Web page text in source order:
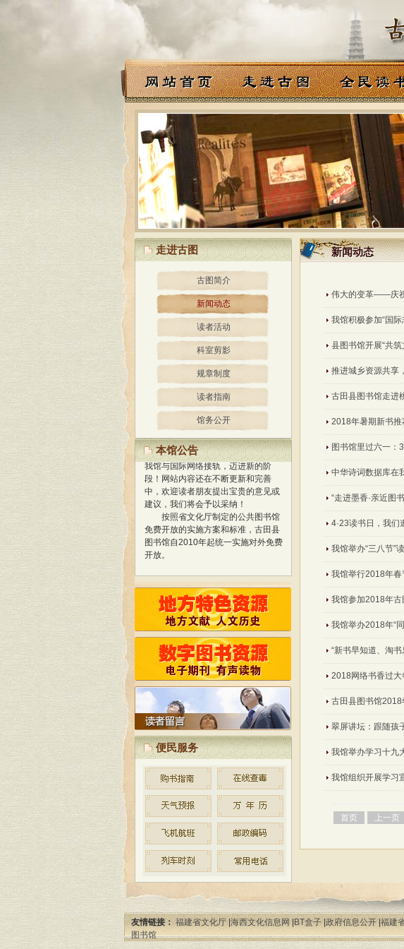
走进古图
古图简介
新闻动态
读者活动
科室剪影
规章制度
读者指南
馆务公开
本馆公告
经过精心策划、设计，我馆网站
于2013年1月正式开通使用，标志着
我馆与国际网络接轨，迈进新的阶
段！ 网站内容还在不断更新和完善
中，欢迎读者朋友提出宝贵的意见或
建议，我们将会予以采纳！
按照省文化厅制定的公共图书馆
免费开放的实施方案和标准，古田县
图书馆自2010年起统一实施对外免费
开放。
于2013年1月正式开通使用，标志着
我馆与国际网络接轨，迈进新的阶
段！网站内容还在不断更新和完善
中，欢迎读者朋友提出宝贵的意见或
建议，我们将会予以采纳！
按照省文化厅制定的公共图书馆
免费开放的实施方案和标准，古田县
图书馆自2010年起统一实施对外免费
开放。
便民服务
新闻动态
新闻动态
伟大的变革——庆
我馆积极参加“国
县图书馆开展“共
推进城乡资源共享
古田县图书馆走进
2018年暑期新书推
图书馆里过六一：
中华诗词数据库在
“走进墨香·亲近图
4·23读书日，我们
我馆举办“三八节”
我馆举行2018年
我馆参加2018年古
我馆举办2018年“
“新书早知道、淘
2018网络书香过
古田县图书馆
翠屏讲坛：跟随孩
我馆举办学习十九
我馆组织开展学习
首页 上一页
友情链接： 福建省文化厅|海西文化信息网|BT盒子|政府信息公开|福建
图书馆